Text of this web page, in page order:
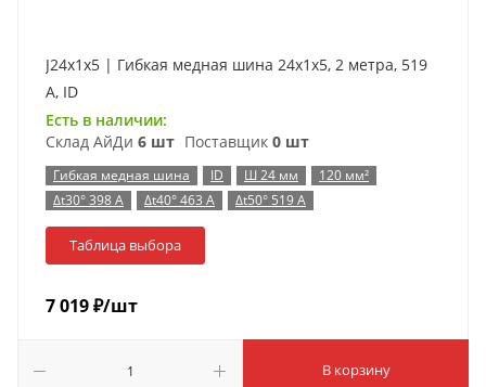
J24x1x5 | Гибкая медная шина 24x1x5, 2 метра, 519
А, ID
Есть в наличии:
Склад АйДи 6 шт Поставщик 0 шт
Гибкая медная шина ID Ш 24 мм
120 мм²
Δt30° 398 А
Δt40° 463 А Δt50° 519 А
Таблица выбора
7 019₽/шт
В корзину